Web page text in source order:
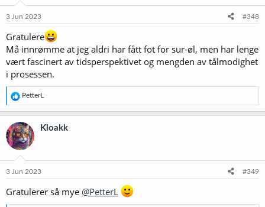
e
:
3 Jun 2023 #348
Gratulere
Må innrømme at jeg aldri har fått fot for sur-øl, men har lenge
vært fascinert av tidsperspektivet og mengden av tålmodighet
i prosessen.
R
e
a
k
s
j
o
e
:
PetterL
Kloakk
3 Jun 2023 #349
Gratulerer så mye @PetterL